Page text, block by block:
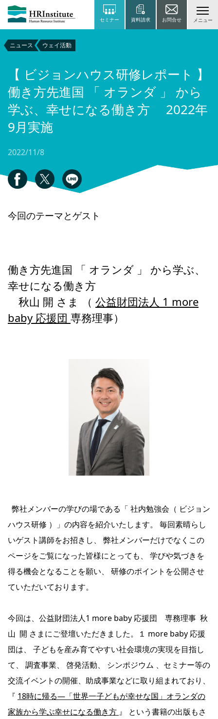
セミナー 資料請求 お問合せ メニュー
ニュース ウェイ活動
【 ビジョンハウス研修レポート 】
働き方先進国 「 オランダ 」 から
学ぶ、幸せになる働き方 2022年
9月実施
2022/11/8
今回のテーマとゲスト
働き方先進国 「 オランダ 」 から学ぶ、
幸せになる働き方
秋山 開 さま （ 公益財団法人 1 more
baby 応援団 専務理事）
弊社メンバーの学びの場である「 社内勉強会（ ビジョン
ハウス研修 ）」の内容を紹介いたします。 毎回素晴らし
いゲスト講師をお招きし、 弊社メンバーだけでなくこの
ページをご覧になった皆様にとっても、 学びや気づきを
得る機会となることを願い、 研修のポイントを公開させ
ていただいております。
今回は、公益財団法人1 more baby 応援団 専務理事 秋
山 開 さまにご登壇いただきました。１ more baby 応援
団は、 子どもを産み育てやすい社会環境の実現を目指し
て、 調査事業、 啓発活動、 シンポジウム 、セミナー等の
交流イベントの開催、助成事業などに取り組まれており、
『 18時に帰る―「世界一子どもが幸せな国」オランダの
家族から学ぶ幸せになる働き方 』 という書籍の出版もさ